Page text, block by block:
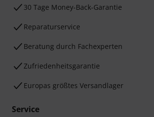
30 Tage Money-Back-Garantie
Reparaturservice
Beratung durch Fachexperten
Zufriedenheitsgarantie
Europas größtes Versandlager
Service